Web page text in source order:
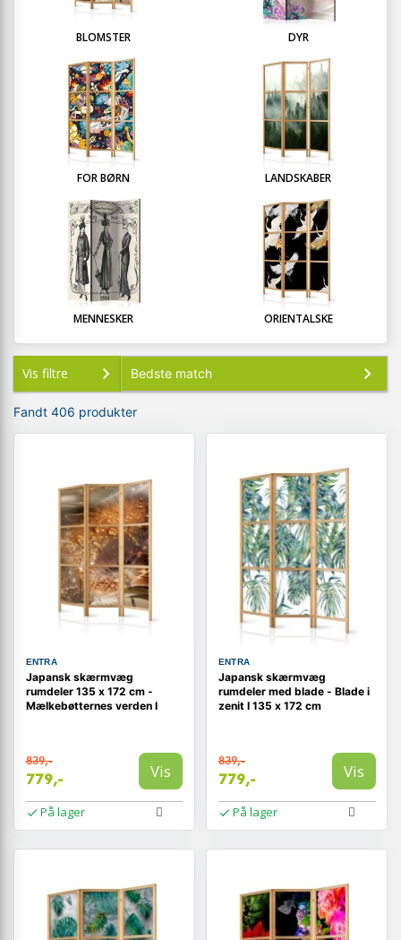
BLOMSTER DYR
FOR BØRN LANDSKABER
MENNESKER ORIENTALSKE
Vis filtre
Fandt 406 produkter
ENTRA
Japansk skærmvæg
rumdeler 135 x 172 cm -
Mælkebøtternes verden I
839,-
779,- Vis
På lager
ENTRA
Japansk skærmvæg
rumdeler med blade - Blade i
zenit I 135 x 172 cm
839,-
779,- Vis
På lager